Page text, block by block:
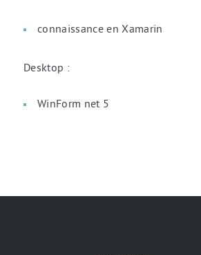
connaissance en Xamarin
Desktop :
WinForm net 5